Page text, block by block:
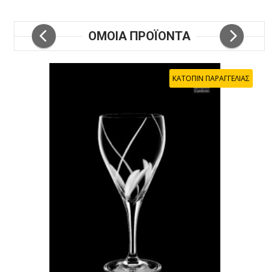
ΟΜΟΙΑ ΠΡΟΪΟΝΤΑ
ΚΑΤΟΠΙΝ ΠΑΡΑΓΓΕΛΙΑΣ